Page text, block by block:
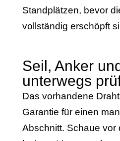
Standplätzen, bevor
vollständig erschöpft
Seil, Anker
unterwegs
Das vorhandene
Garantie für einen
Abschnitt. Schaue vor